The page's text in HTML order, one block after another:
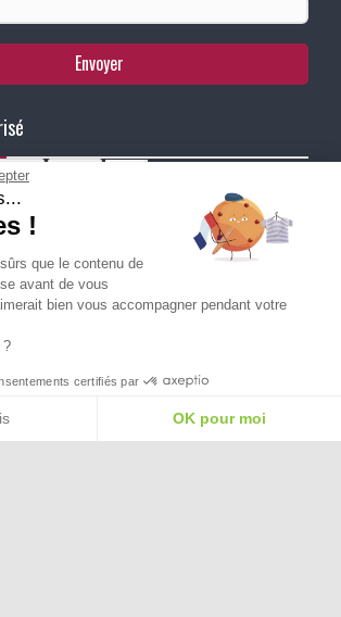
d'aide pour choisir une
ou une pointure ?
Envoyer
!
que le contenu de
avant de vous
bien vous accompagner pendant votre
?
certifiés par
OK pour moi